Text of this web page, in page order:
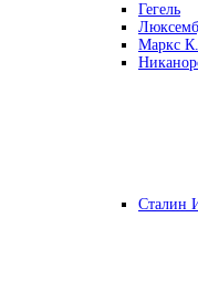
Гегель
Маркс К.
Сталин